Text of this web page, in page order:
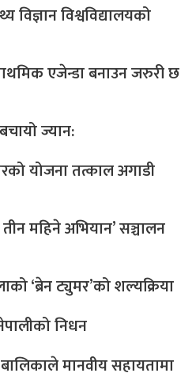
विश्वविद्यालयको
एजेन्डा बनाउन जरुरी छ
ज्यान:
योजना तत्काल अगाडी
महिने अभियान’ सञ्चालन
‘ब्रेन ट्युमर’को शल्यक्रिया
निधन
मानवीय सहायतामा